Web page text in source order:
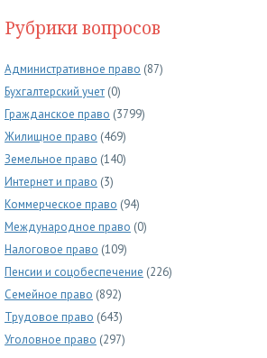
Рубрики вопросов
Административное право (87)
Бухгалтерский учет (0)
Гражданское право (3799)
Жилищное право (469)
Земельное право (140)
Интернет и право (3)
Коммерческое право (94)
Международное право (0)
Налоговое право (109)
Пенсии и соцобеспечение (226)
Семейное право (892)
Трудовое право (643)
Уголовное право (297)